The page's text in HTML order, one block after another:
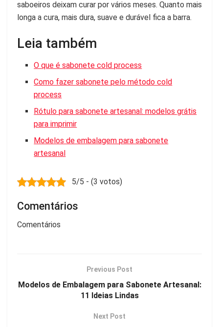
saboeiros deixam curar por vários meses. Quanto mais
longa a cura, mais dura, suave e durável fica a barra.
Leia também
O que é sabonete cold process
Como fazer sabonete pelo método cold
process
Rótulo para sabonete artesanal: modelos grátis
para imprimir
Modelos de embalagem para sabonete
artesanal
5/5 - (3 votos)
Comentários
Comentários
Previous Post
Modelos de Embalagem para Sabonete Artesanal:
11 Ideias Lindas
Next Post